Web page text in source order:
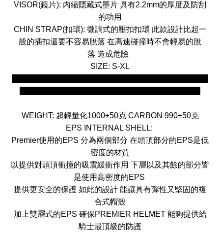
VISOR(鏡片): 內縮隱藏式墨片 具有2.2mm的厚度及防刮
的功用
CHIN STRAP(扣環): 微調式的壓扣扣環 此款設計比起一
般的插扣還要不容易脫落 在高速碰撞時不會輕易的脫
落 造成危險
SIZE: S-XL
WEIGHT: 超輕量化1000±50克CARBON 990±50克
EPS INTERNAL SHELL:
Premier使用的EPS 分為兩個部分 在頭頂部分的EPS是低
密度的材質
以提供對頭頂衝撞的吸震緩衝作用 下層以及其餘的部分皆
是使用高密度的EPS
提供更安全的保護 如此的設計 能讓具有彈性又堅固的複
合式帽殼
加上雙層式的EPS 確保PREMIER HELMET 能夠提供給
騎士最頂級的防護